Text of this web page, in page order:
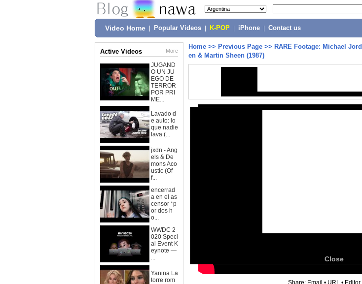
Video Home Popular Videos K-POP iPhone Contact us
Active Videos More
JUGAND
O UN JU
EGO DE
TERROR
POR PRI
ME...
Lavado d
e auto: lo
que nadie
lava (...
jxdn - Ang
els & De
mons Aco
ustic (Of
f...
encerrad
a en el as
censor *p
or dos h
o...
WWDC 2
020 Speci
al Event K
eynote —
...
Yanina La
torre rom
Home >> Previous Page >> RARE Footage: Michael
en & Martin Sheen (1987)
Close
Share: Email • URL • Editor